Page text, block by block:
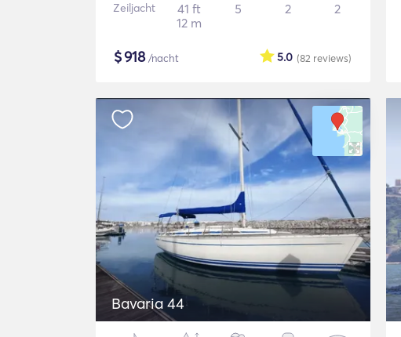
Zeiljacht
41 ft
12 m
5 2 2
$918/nacht (82 reviews)
5.0
Bavaria 44